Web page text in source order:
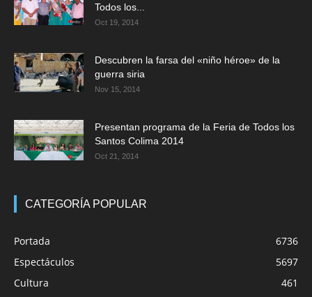
Todos los...
Oct 19, 2014
Descubren la farsa del «niño héroe» de la
guerra siria
Nov 15, 2014
Presentan programa de la Feria de Todos los
Santos Colima 2014
Oct 21, 2014
CATEGORÍA POPULAR
Portada
6736
Espectáculos
5697
Cultura
461